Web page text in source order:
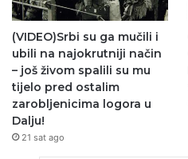
(VIDEO)Srbi su ga mučili i
ubili na najokrutniji način
– još živom spalili su mu
tijelo pred ostalim
zarobljenicima logora u
Dalju!
21 sat ago